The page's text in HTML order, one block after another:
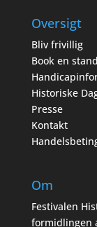
Oversigt
Bliv frivillig
Book en stand
Historiske
Presse
Kontakt
Om
Festivalen
formidlingen